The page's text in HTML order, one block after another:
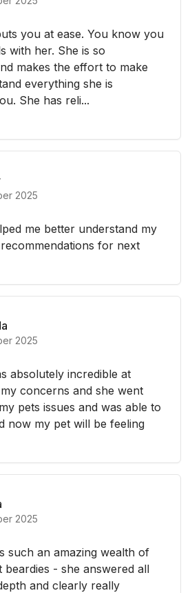
you at ease. You know you
with her. She is so
makes the effort to make
everything she is
She has reli...
2025
me better understand my
for next
2025
absolutely incredible at
concerns and she went
pets issues and was able to
now my pet will be feeling
2025
such an amazing wealth of
beardies - she answered all
and clearly really